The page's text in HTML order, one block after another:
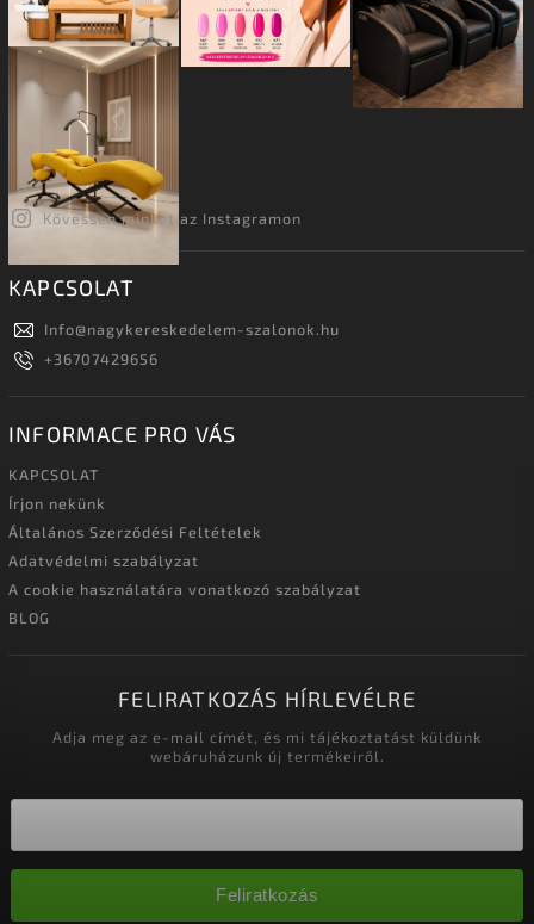
Kövessen minket az Instagramon
KAPCSOLAT
Info@nagykereskedelem-szalonok.hu
+36707429656
INFORMACE PRO VÁS
KAPCSOLAT
Írjon nekünk
Általános Szerződési Feltételek
Adatvédelmi szabályzat
A cookie használatára vonatkozó szabályzat
BLOG
FELIRATKOZÁS HÍRLEVÉLRE
Adja meg az e-mail címét, és mi tájékoztatást küldünk
webáruházunk új termékeiről.
Feliratkozás